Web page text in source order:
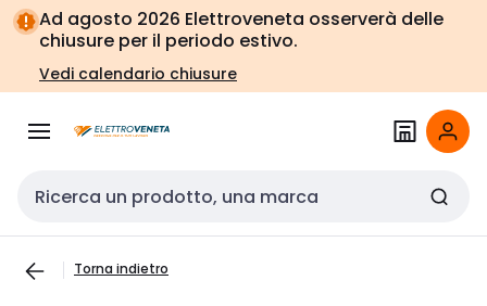
Vai alla
navigazione
Vai
alla
pagina
Ad agosto 2026 Elettroveneta osserverà delle
chiusure per il periodo estivo.
Vedi calendario chiusure
Cerca input
Torna indietro